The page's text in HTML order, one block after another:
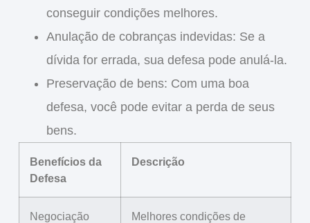
conseguir condições melhores.
Anulação de cobranças indevidas: Se a
dívida for errada, sua defesa pode anulá-la.
Preservação de bens: Com uma boa
defesa, você pode evitar a perda de seus
bens.
Benefícios da
Defesa
Descrição
Negociação
Melhores condições de